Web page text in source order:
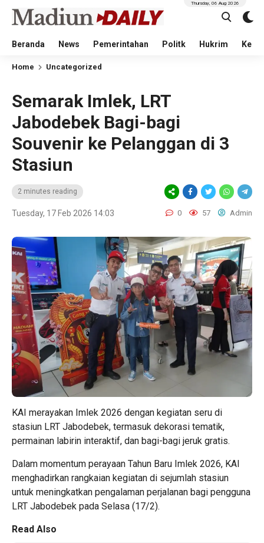
Beranda News Pemerintahan Politk Hukrim
Thursday, 06 Aug 2026
Home Uncategorized
Semarak Imlek, LRT
Jabodebek Bagi-bagi
Souvenir ke Pelanggan di 3
Stasiun
2 minutes reading
Tuesday, 17 Feb 2026 14:03 0 57 Admin
KAI merayakan Imlek 2026 dengan kegiatan seru di
stasiun LRT Jabodebek, termasuk dekorasi tematik,
permainan labirin interaktif, dan bagi-bagi jeruk gratis.
Dalam momentum perayaan Tahun Baru Imlek 2026, KAI
menghadirkan rangkaian kegiatan di sejumlah stasiun
untuk meningkatkan pengalaman perjalanan bagi pengguna
LRT Jabodebek pada Selasa (17/2).
Read Also